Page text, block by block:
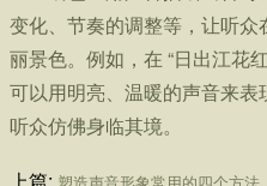
变化、节奏的调整等，让听
丽景色。例如，在 “日出江花
可以用明亮、温暖的声音来
听众仿佛身临其境。
上篇: